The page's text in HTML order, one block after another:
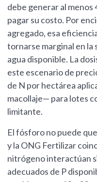
debe generar al menos
pagar su costo. Por
agregado, esa
tornarse marginal en la
agua disponible. La
este escenario de
de N por hectárea
macollaje— para lotes
limitante.
El fósforo no puede
y la ONG Fertilizar
nitrógeno interactúan
adecuados de P